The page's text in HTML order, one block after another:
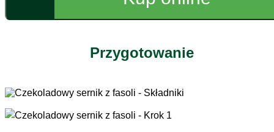
100 g gorzkiej czekolady
1 łyżeczka proszku do pieczenia
Przygotowanie